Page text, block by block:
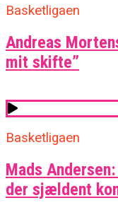
Basketligaen
Andreas
mit skifte”
Basketligaen
Mads
der sjældent